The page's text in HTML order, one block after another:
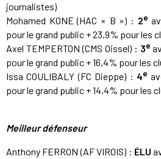
journalistes)
Mohamed KONE (HAC « B ») : 2e
pour le grand public + 23,9% pour les
Axel TEMPERTON (CMS Oissel) : 3e
pour le grand public + 16,4% pour les
Issa COULIBALY (FC Dieppe) : 4e
pour le grand public + 14,4% pour les
Meilleur défenseur
Anthony FERRON (AF VIROIS) : ÉLU